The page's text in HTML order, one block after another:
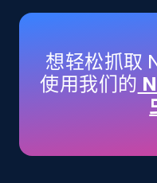
Title, Seller name,
price, Currency,
more.
想轻松抓取
使用我们的